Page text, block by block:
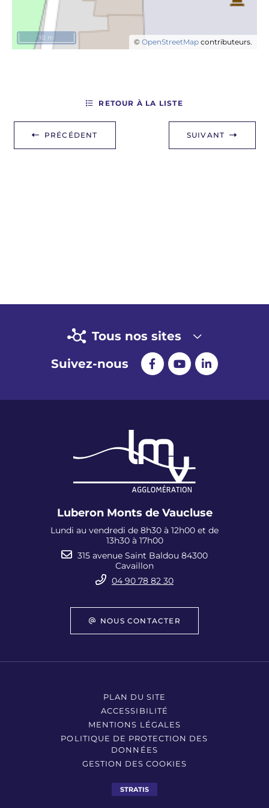
© OpenStreetMap contributeurs.
10 m
PRÉCÉDENT
RETOUR À LA LISTE
SUIVANT
Tous nos sites
Suivez-nous
Luberon Monts de Vaucluse
Lundi au vendredi de 8h30 à 12h00 et de
13h30 à 17h00
315 avenue Saint Baldou 84300
Cavaillon
04 90 78 82 30
NOUS CONTACTER
PLAN DU SITE
ACCESSIBILITÉ
MENTIONS LÉGALES
POLITIQUE DE PROTECTION DES
DONNÉES
GESTION DES COOKIES
STRATIS